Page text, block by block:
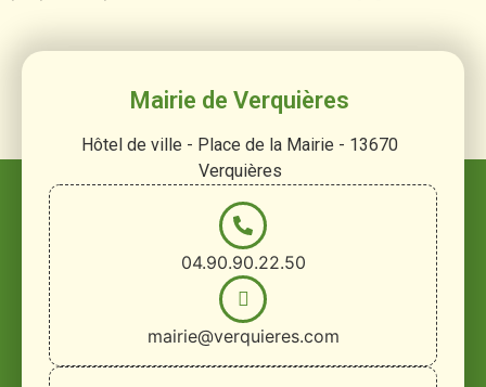
Mairie de Verquières
Hôtel de ville - Place de la Mairie - 13670
Verquières
04.90.90.22.50
mairie@verquieres.com